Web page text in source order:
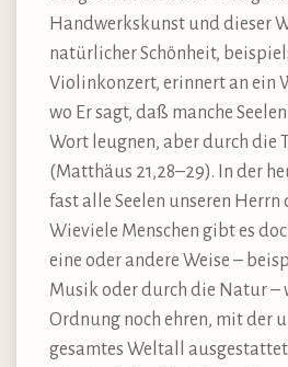
Handwerkskunst und dieser
natürlicher Schönheit,
Violinkonzert, erinnert an ein
wo Er sagt, daß manche
Wort leugnen, aber durch die
(Matthäus 21,28–29). In der
fast alle Seelen unseren Herrn
Wieviele Menschen gibt es
eine oder andere Weise –
Musik oder durch die Natur –
Ordnung noch ehren, mit der
gesamtes Weltall